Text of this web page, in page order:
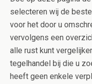
selecteren wij de
voor het door u
vervolgens een
alle rust kunt
tegelhandel bij die u
heeft geen enkele